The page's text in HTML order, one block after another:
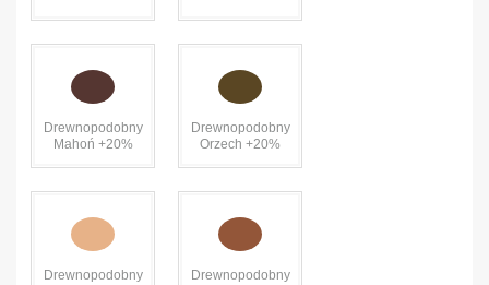
Drewnopodobny
Mahoń +20%
Drewnopodobny
Orzech +20%
Drewnopodobny
Drewnopodobny